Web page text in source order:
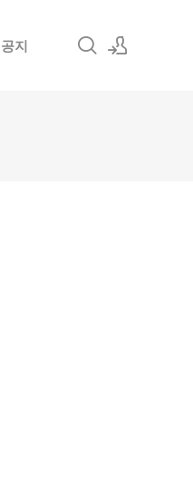
공지